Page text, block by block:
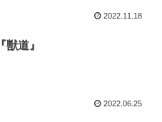
2022.11.18
獣道』
2022.06.25